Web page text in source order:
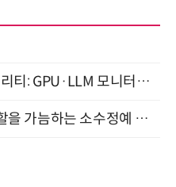
[올쇼TV] AI 시대의 옵저버빌리티: GPU·LLM 모니터링부터 AI 기반 장애 대응까지 (8/11 생방송)
글로벌 트렌드를 읽고, 내 역할을 가늠하는 소수정예 실습 워크숍 (8/28)